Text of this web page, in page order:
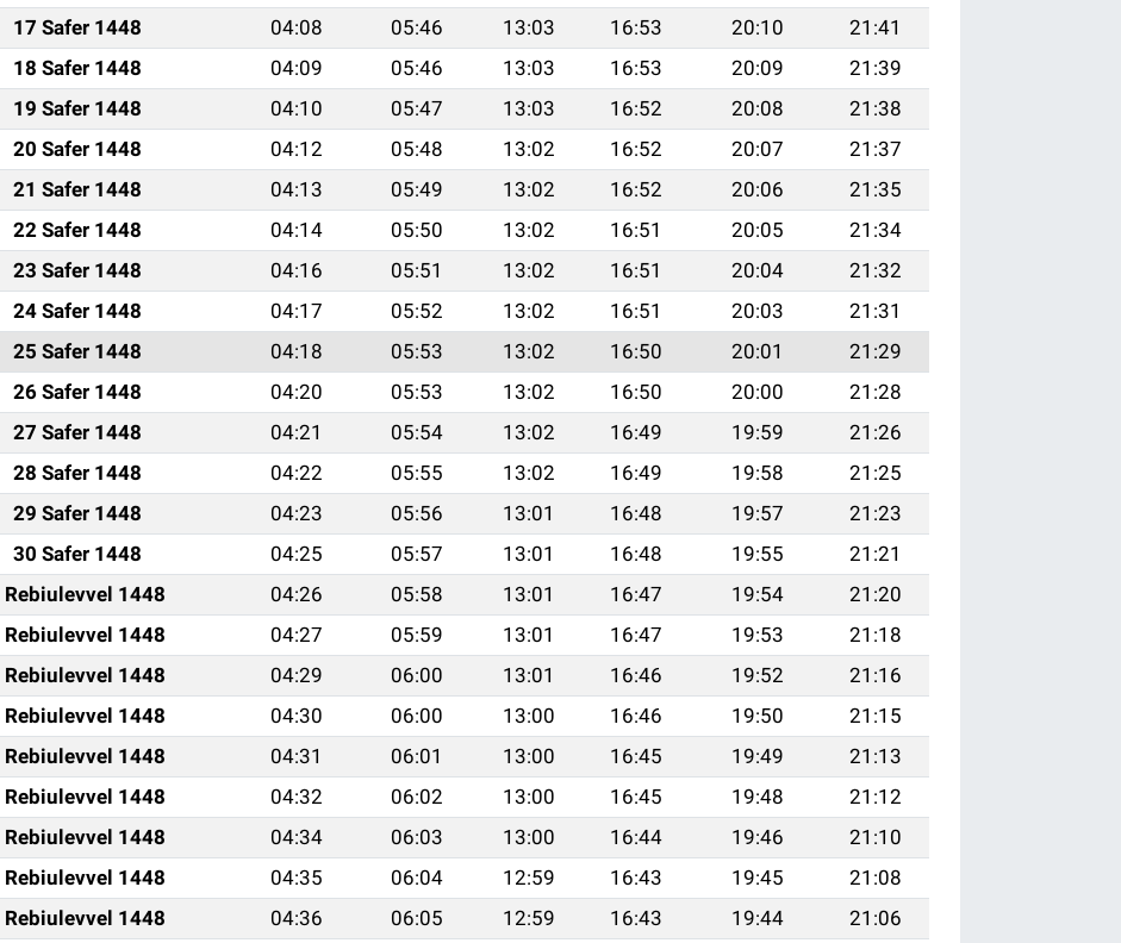
17 Safer 1448 04:08 05:46 13:03 16:53 20:10
21:41
18 Safer 1448 04:09 05:46 13:03 16:53 20:09
21:39
19 Safer 1448 04:10 05:47 13:03 16:52 20:08
21:38
20 Safer 1448 04:12 05:48 13:02 16:52 20:07
21:37
21 Safer 1448 04:13 05:49 13:02 16:52 20:06
21:35
22 Safer 1448 04:14 05:50 13:02 16:51 20:05
21:34
23 Safer 1448 04:16 05:51 13:02 16:51 20:04
21:32
24 Safer 1448 04:17 05:52 13:02 16:51 20:03
21:31
25 Safer 1448 04:18 05:53 13:02 16:50 20:01
21:29
26 Safer 1448 04:20 05:53 13:02 16:50 20:00
21:28
27 Safer 1448 04:21 05:54 13:02 16:49 19:59
21:26
28 Safer 1448 04:22 05:55 13:02 16:49 19:58
21:25
29 Safer 1448 04:23 05:56 13:01 16:48 19:57
21:23
30 Safer 1448 04:25 05:57 13:01 16:48 19:55
21:21
Rebiulevvel 1448 04:26 05:58 13:01 16:47 19:54
21:20
Rebiulevvel 1448 04:27 05:59 13:01 16:47 19:53
21:18
Rebiulevvel 1448 04:29 06:00 13:01 16:46 19:52
21:16
Rebiulevvel 1448 04:30 06:00 13:00 16:46 19:50
21:15
Rebiulevvel 1448 04:31 06:01 13:00 16:45 19:49
21:13
Rebiulevvel 1448 04:32 06:02 13:00 16:45 19:48
21:12
Rebiulevvel 1448 04:34 06:03 13:00 16:44 19:46
21:10
Rebiulevvel 1448 04:35 06:04 12:59 16:43 19:45
21:08
Rebiulevvel 1448 04:36 06:05 12:59 16:43 19:44
21:06